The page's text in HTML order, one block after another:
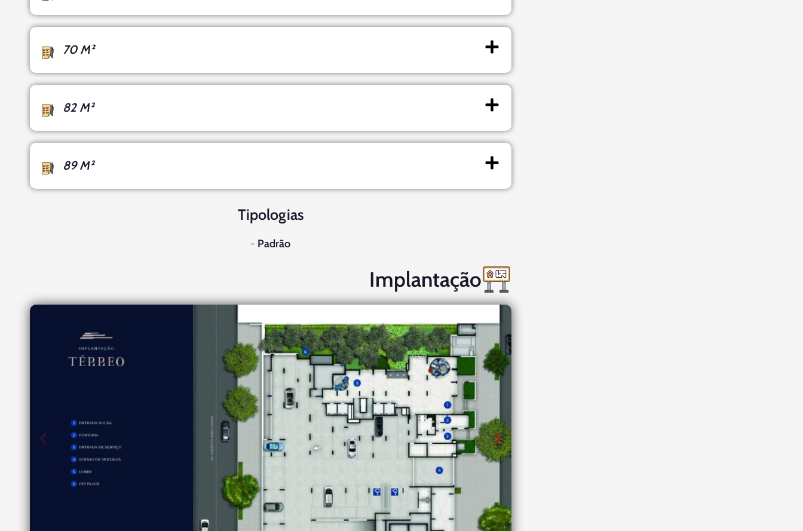
70 M²
82 M²
89 M²
Tipologias
- Padrão
Implantação